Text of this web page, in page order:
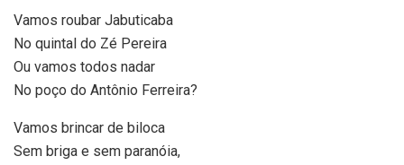
Vamos roubar Jabuticaba
No quintal do Zé Pereira
Ou vamos todos nadar
No poço do Antônio Ferreira?
Vamos brincar de biloca
Sem briga e sem paranóia,